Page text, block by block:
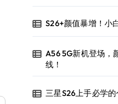
S26+颜值暴增！小
A56 5G新机登场，
线！
三星S26上手必学